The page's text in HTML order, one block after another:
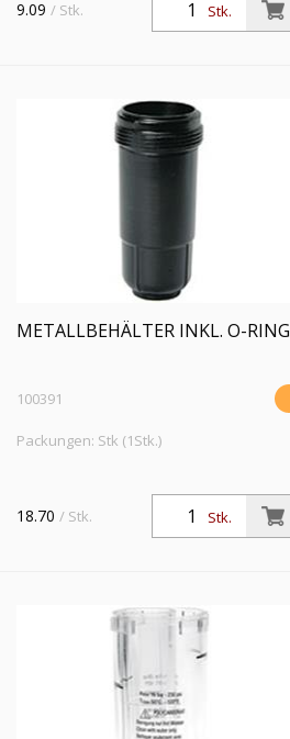
Stk.
9.09 / Stk.
METALLBEHÄLTER INKL. O-RING
100391
Packungen: Stk (1Stk.)
Stk.
18.70 / Stk.